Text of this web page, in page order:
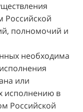
Российской
полномочий и
необходима
или
исполнению в
Российской